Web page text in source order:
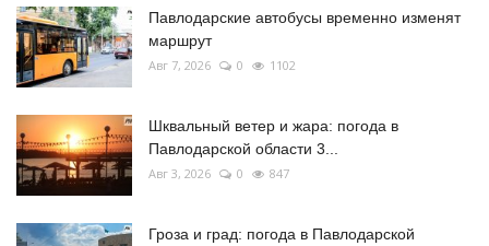
Павлодарские автобусы временно изменят
маршрут
Авг 7, 2026 0 1102
Шквальный ветер и жара: погода в
Павлодарской области 3...
Авг 3, 2026 0 847
Гроза и град: погода в Павлодарской